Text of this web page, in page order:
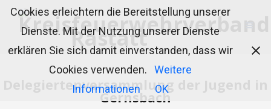
Delegiertenversammlung der Jugend in
Gernsbach
Cookies erleichtern die Bereitstellung unserer
Dienste. Mit der Nutzung unserer Dienste
erklären Sie sich damit einverstanden, dass wir
Cookies verwenden.
Weitere
Informationen
OK